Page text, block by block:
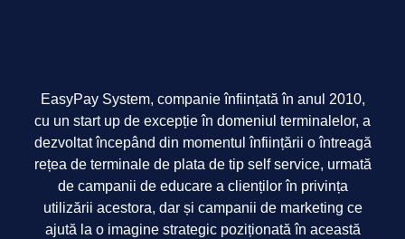
EasyPay System, companie înființată în anul 2010,
cu un start up de excepție în domeniul terminalelor, a
dezvoltat începând din momentul înființării o întreagă
rețea de terminale de plata de tip self service, urmată
de campanii de educare a clienților în privința
utilizării acestora, dar și campanii de marketing ce
ajută la o imagine strategic poziționată în această